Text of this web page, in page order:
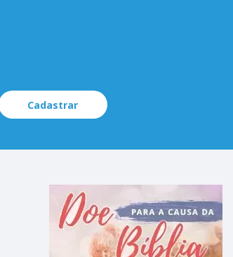
Cadastrar